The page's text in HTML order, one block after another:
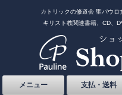
カトリックの修道会 聖パウ
キリスト教関連書籍、CD、
メニュー 支払・送料